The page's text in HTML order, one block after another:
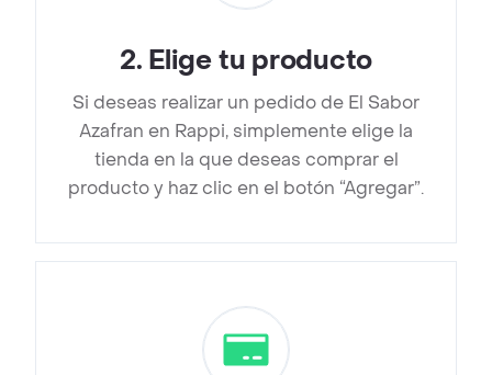
2. Elige tu producto
Si deseas realizar un pedido de El Sabor
Azafran en Rappi, simplemente elige la
tienda en la que deseas comprar el
producto y haz clic en el botón “Agregar”.